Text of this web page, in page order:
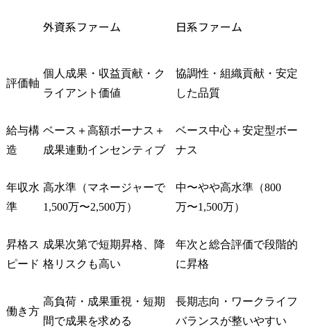
外資系ファーム 日系ファーム
評価軸
個人成果・収益貢献・ク
ライアント価値
協調性・組織貢献・安定
した品質
給与構
造
ベース＋高額ボーナス＋
成果連動インセンティブ
ベース中心＋安定型ボー
ナス
年収水
準
高水準（マネージャーで
1,500万〜2,500万）
中〜やや高水準（800
万〜1,500万）
昇格ス
ピード
成果次第で短期昇格、降
格リスクも高い
年次と総合評価で段階的
に昇格
働き方
高負荷・成果重視・短期
間で成果を求める
長期志向・ワークライフ
バランスが整いやすい